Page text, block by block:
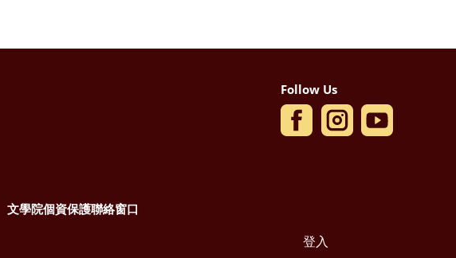
Follow Us
文學院個資保護聯絡窗口
登入